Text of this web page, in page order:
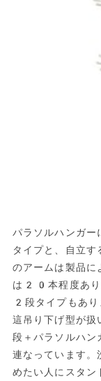
パラソルハンガー
タイプと、自立す
のアームは製品
は20本程度あり
2段タイプもあり
這吊り下げ型が扱
段＋パラソルハ
連なっています。
めたい人にスタ